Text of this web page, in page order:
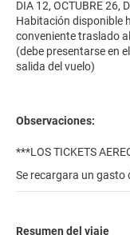
DIA 12, OCTUBRE 26,
Habitación disponible
conveniente traslado
(debe presentarse en
salida del vuelo)
Observaciones:
***LOS TICKETS
Se recargara un gasto
Resumen del viaje